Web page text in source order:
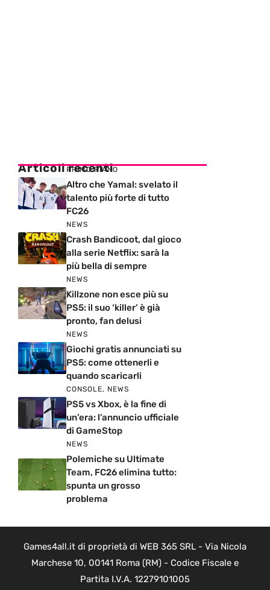
Articoli recenti
PRIMO PIANO
Altro che Yamal: svelato il
talento più forte di tutto
FC26
NEWS
Crash Bandicoot, dal gioco
alla serie Netflix: sarà la
più bella di sempre
NEWS
Killzone non esce più su
PS5: il suo ‘killer’ è già
pronto, fan delusi
NEWS
Giochi gratis annunciati su
PS5: come ottenerli e
quando scaricarli
CONSOLE, NEWS
PS5 vs Xbox, è la fine di
un’era: l’annuncio ufficiale
di GameStop
NEWS
Polemiche su Ultimate
Team, FC26 elimina tutto:
spunta un grosso
problema
Games4all.it di proprietà di WEB 365 SRL - Via Nicola
Marchese 10, 00141 Roma (RM) - Codice Fiscale e
Partita I.V.A. 12279101005